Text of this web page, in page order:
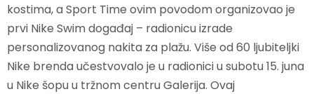
kostima, a Sport Time ovim povodom organizovao je
prvi Nike Swim događaj – radionicu izrade
personalizovanog nakita za plažu. Više od 60 ljubiteljki
Nike brenda učestvovalo je u radionici u subotu 15. juna
u Nike šopu u tržnom centru Galerija. Ovaj